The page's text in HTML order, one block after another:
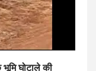
घोटाले की